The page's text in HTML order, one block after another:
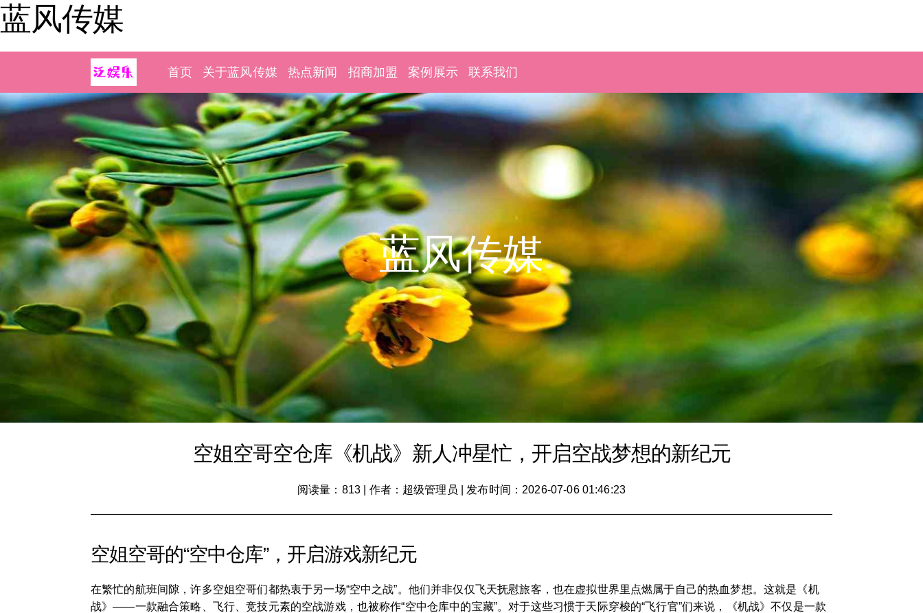
蓝风传媒
首页 关于蓝风传媒 热点新闻 招商加盟 案例展示 联系我们
蓝风传媒
空姐空哥空仓库《机战》新人冲星忙，开启空战梦想的新纪元
阅读量：813 作者：超级管理员 发布时间：2026-07-06 01:46:23
空姐空哥的“空中仓库”，开启游戏新纪元
在繁忙的航班间隙，许多空姐空哥们都热衷于另一场“空中之战”。他们并非仅仅飞天抚慰旅客，也在虚拟世界里点燃属于自己的热血梦想。这就是《机
战》——一款融合策略、飞行、竞技元素的空战游戏，也被称作“空中仓库中的宝藏”。对于这些习惯于天际穿梭的“飞行官”们来说，《机战》不仅是一款